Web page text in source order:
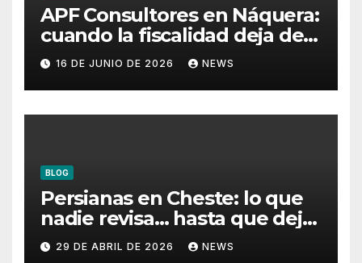
APF Consultores en Náquera:
cuando la fiscalidad deja de
ser un problema
16 DE JUNIO DE 2026 NEWS
BLOG
Persianas en Cheste: lo que
nadie revisa… hasta que deja
de funcionar
29 DE ABRIL DE 2026 NEWS